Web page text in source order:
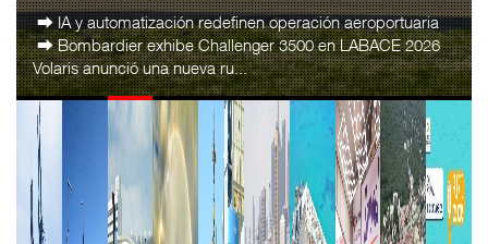
⮕ IA y automatización redefinen operación aeroportuaria
⮕ Bombardier exhibe Challenger 3500 en LABACE 2026
Volaris anunció una nueva ru...